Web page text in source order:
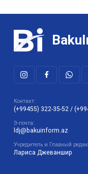
Контакт:
(+99455) 322-35-52 /
Э-почта:
ldj@bakuinform.az
Учредитель и Главный
Лариса Джеваншир